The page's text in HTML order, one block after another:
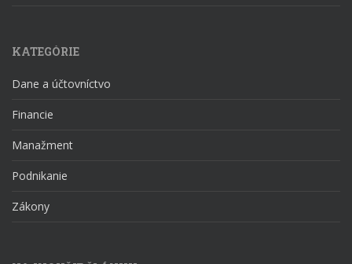
KATEGÓRIE
Dane a účtovníctvo
Financie
Manažment
Podnikanie
Zákony